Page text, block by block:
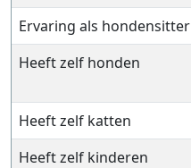
Ervaring als hondensitter
Heeft zelf honden
Heeft zelf katten
Heeft zelf kinderen